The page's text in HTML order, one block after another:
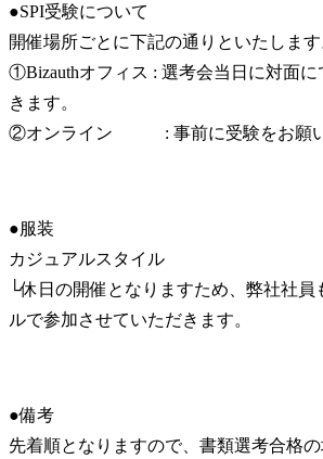
●SPI受験について
開催場所ごとに下記の通りといたします
①Bizauthオフィス : 選考会当日に対面
きます。
②オンライン            : 事前に受験をお願
●服装
カジュアルスタイル
└休日の開催となりますため、弊社社員
ルで参加させていただきます。
●備考
先着順となりますので、書類選考合格